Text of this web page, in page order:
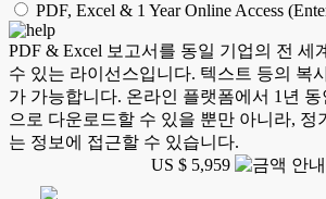
PDF, Excel & 1 Year Online Access
PDF & Excel 보고서를 동일 기업의 전 세
수 있는 라이선스입니다. 텍스트 등의 복
가 가능합니다. 온라인 플랫폼에서 1년
으로 다운로드할 수 있을 뿐만 아니라, 정
는 정보에 접근할 수 있습니다.
US $ 5,959